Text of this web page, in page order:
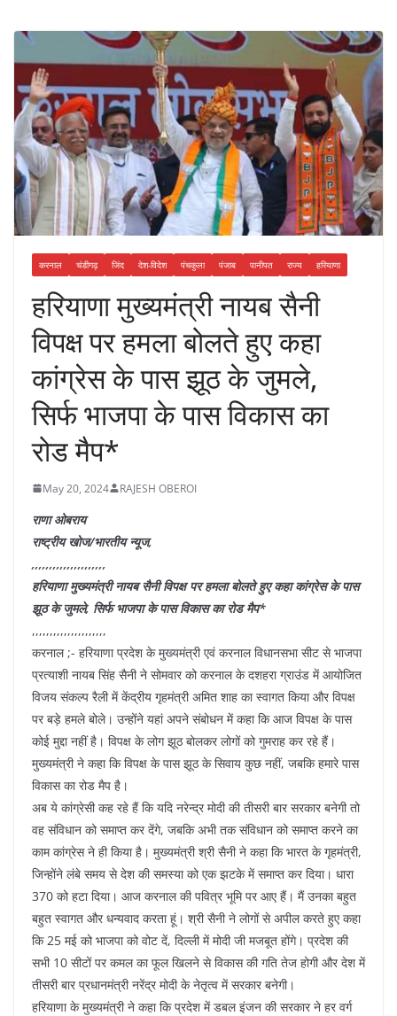
करनाल चंडीगढ़ जिंद देश-विदेश पंचकुला पंजाब पानीपत राज्य हरियाणा
हरियाणा मुख्यमंत्री नायब सैनी
विपक्ष पर हमला बोलते हुए कहा
कांग्रेस के पास झूठ के जुमले,
सिर्फ भाजपा के पास विकास का
रोड मैप*
May 20, 2024 RAJESH OBEROI
राणा ओबराय
राष्ट्रीय खोज/भारतीय न्यूज,
,,,,,,,,,,,,,,,,,,,,,
हरियाणा मुख्यमंत्री नायब सैनी विपक्ष पर हमला बोलते हुए कहा कांग्रेस के पास
झूठ के जुमले, सिर्फ भाजपा के पास विकास का रोड मैप*
,,,,,,,,,,,,,,,,,,,,,
करनाल ;- हरियाणा प्रदेश के मुख्यमंत्री एवं करनाल विधानसभा सीट से भाजपा
प्रत्याशी नायब सिंह सैनी ने सोमवार को करनाल के दशहरा ग्राउंड में आयोजित
विजय संकल्प रैली में केंद्रीय गृहमंत्री अमित शाह का स्वागत किया और विपक्ष
पर बड़े हमले बोले। उन्होंने यहां अपने संबोधन में कहा कि आज विपक्ष के पास
कोई मुद्दा नहीं है। विपक्ष के लोग झूठ बोलकर लोगों को गुमराह कर रहे हैं।
मुख्यमंत्री ने कहा कि विपक्ष के पास झूठ के सिवाय कुछ नहीं, जबकि हमारे पास
विकास का रोड मैप है।
अब ये कांग्रेसी कह रहे हैं कि यदि नरेन्द्र मोदी की तीसरी बार सरकार बनेगी तो
वह संविधान को समाप्त कर देंगे, जबकि अभी तक संविधान को समाप्त करने का
काम कांग्रेस ने ही किया है। मुख्यमंत्री श्री सैनी ने कहा कि भारत के गृहमंत्री,
जिन्होंने लंबे समय से देश की समस्या को एक झटके में समाप्त कर दिया। धारा
370 को हटा दिया। आज करनाल की पवित्र भूमि पर आए हैं। मैं उनका बहुत
बहुत स्वागत और धन्यवाद करता हूं। श्री सैनी ने लोगों से अपील करते हुए कहा
कि 25 मई को भाजपा को वोट दें, दिल्ली में मोदी जी मजबूत होंगे। प्रदेश की
सभी 10 सीटों पर कमल का फूल खिलने से विकास की गति तेज होगी और देश में
तीसरी बार प्रधानमंत्री नरेंद्र मोदी के नेतृत्व में सरकार बनेगी।
हरियाणा के मुख्यमंत्री ने कहा कि प्रदेश में डबल इंजन की सरकार ने हर वर्ग